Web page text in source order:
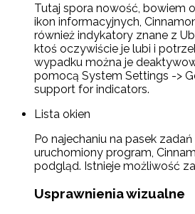
Tutaj spora nowość, bowiem
ikon informacyjnych,
również indykatory znane z
ktoś oczywiście je lubi i
wypadku można je
pomocą System Settings ->
support for indicators.
Lista okien
Po najechaniu na pasek
uruchomiony program,
podgląd. Istnieje możliwość
Usprawnienia wizualne